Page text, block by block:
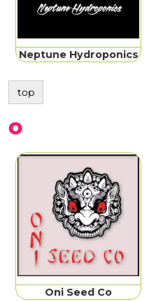
Neptune Hydroponics
top
O
Oni Seed Co